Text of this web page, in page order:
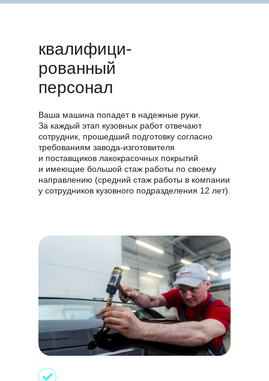
квалифици-
рованный
персонал
Ваша машина попадет в надежные руки.
За каждый этап кузовных работ отвечают
сотрудник, прошедший подготовку согласно
требованиям завода-изготовителя
и поставщиков лакокрасочных покрытий
и имеющие большой стаж работы по своему
направлению (средний стаж работы в компании
у сотрудников кузовного подразделения 12 лет).